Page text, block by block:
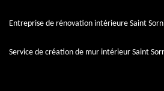
Entreprise de rénovation intérieure Saint
Service de création de mur intérieur Saint